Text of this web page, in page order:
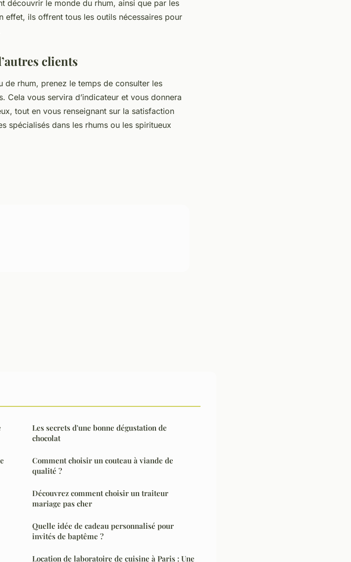
découvrir le monde du rhum, ainsi que par les
effet, ils offrent tous les outils nécessaires pour
clients
rhum, prenez le temps de consulter les
Cela vous servira d’indicateur et vous donnera
tout en vous renseignant sur la satisfaction
spécialisés dans les rhums ou les spiritueux
Les secrets d'une bonne dégustation de
chocolat
Comment choisir un couteau à viande de
qualité ?
Découvrez comment choisir un traiteur
mariage pas cher
Quelle idée de cadeau personnalisé pour
invités de baptême ?
Location de laboratoire de cuisine à Paris : Une